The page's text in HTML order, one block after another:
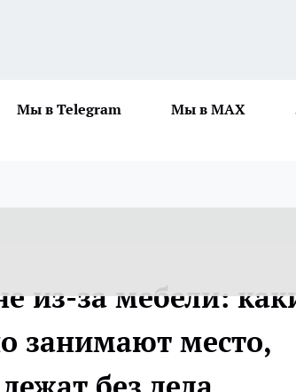
Мы в Telegram Мы в MAX
из-за мебели:
занимают место,